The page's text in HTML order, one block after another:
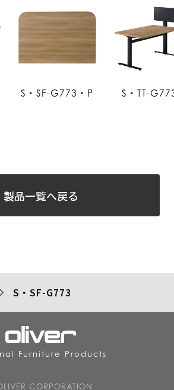
S・SF-G773・P S・TT-
製品一覧へ戻る
S・SF-G773
Furniture Products
CORPORATION